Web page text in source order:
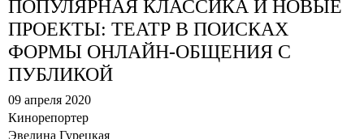
ПОПУЛЯРНАЯ КЛАССИКА И НОВЫЕ
ПРОЕКТЫ: ТЕАТР В ПОИСКАХ
ФОРМЫ ОНЛАЙН-ОБЩЕНИЯ С
ПУБЛИКОЙ
09 апреля 2020
Кинорепортер
Эвелина Гурецкая